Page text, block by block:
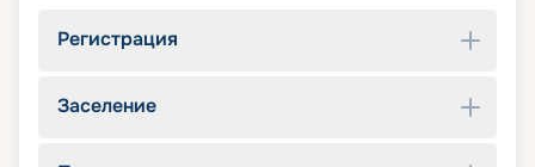
Регистрация
Заселение